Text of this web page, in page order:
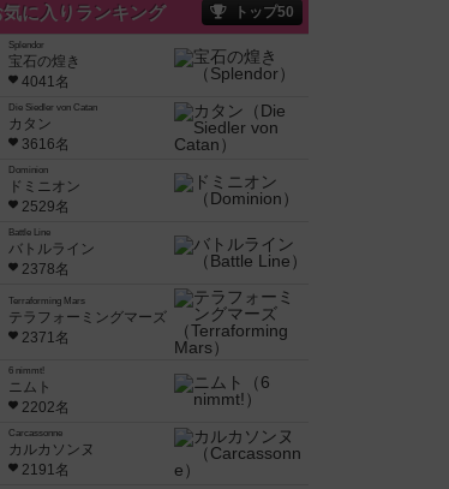
気に入りランキング トップ50
Splendor
宝石の煌き
4041名
Die Siedler von Catan
カタン
3616名
Dominion
ドミニオン
2529名
Battle Line
バトルライン
2378名
Terraforming Mars
テラフォーミングマーズ
2371名
6 nimmt!
ニムト
2202名
Carcassonne
カルカソンヌ
2191名